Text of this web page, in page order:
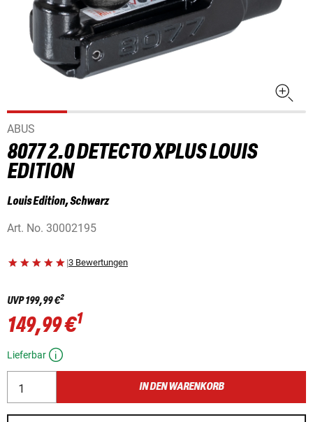
ABUS
8077 2.0 DETECTO XPLUS LOUIS
EDITION
Louis Edition, Schwarz
Art. No. 30002195
|3 Bewertungen
UVP199,99 €2
149,99 €1
Lieferbar
IN DEN WARENKORB